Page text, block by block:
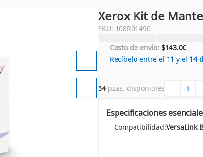
Xerox Kit de
SKU: 108R01490
Costo de envío: $143.00
Recíbelo entre el 11 y el 14
34 pzas. disponibles
Especificaciones
Compatibilidad: